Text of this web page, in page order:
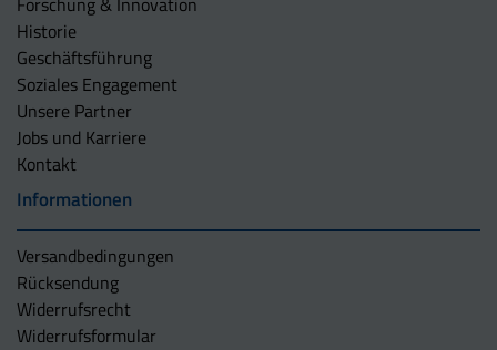
Historie
Geschäftsführung
Soziales Engagement
Unsere Partner
Jobs und Karriere
Kontakt
Informationen
Versandbedingungen
Rücksendung
Widerrufsrecht
Widerrufsformular